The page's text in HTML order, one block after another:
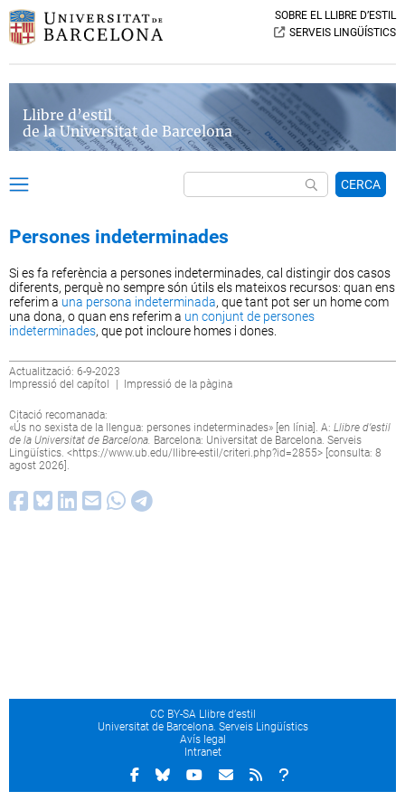
SOBRE EL LLIBRE D’ESTIL
SERVEIS LINGÜÍSTICS
Llibre d’estil
de la Universitat de Barcelona
CERCA
Persones indeterminades
Si es fa referència a persones indeterminades, cal distingir dos casos
diferents, perquè no sempre són útils els mateixos recursos: quan ens
referim a una persona indeterminada, que tant pot ser un home com
una dona, o quan ens referim a un conjunt de persones
indeterminades, que pot incloure homes i dones.
Actualització: 6-9-2023
Impressió del capítol
| Impressió de la pàgina
Citació recomanada:
«Ús no sexista de la llengua: persones indeterminades» [en línia]. A: Llibre d’estil
de la Universitat de Barcelona. Barcelona: Universitat de Barcelona. Serveis
Lingüístics. <https://www.ub.edu/llibre-estil/criteri.php?id=2855> [consulta: 8
agost 2026].
CC BY-SA Llibre d’estil
Universitat de Barcelona. Serveis Lingüístics
Avís legal
Intranet